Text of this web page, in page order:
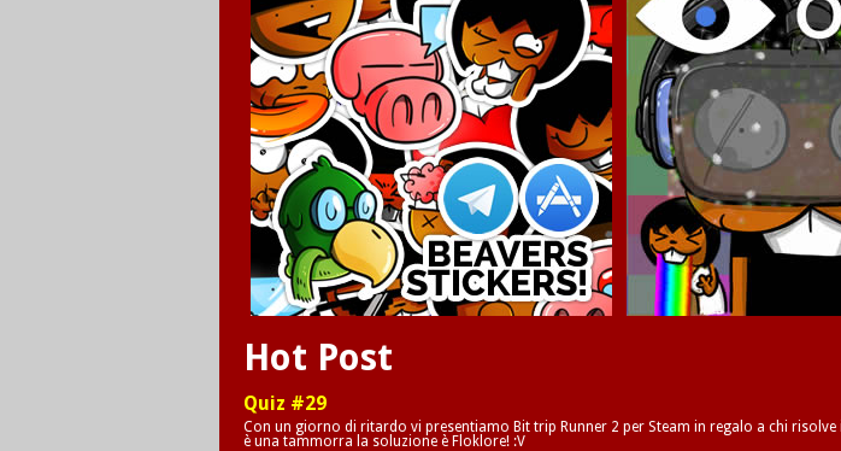
Hot Post
Quiz #29
Con un giorno di ritardo vi presentiamo Bit trip Runner 2 per Steam in regalo a chi
è una tammorra la soluzione è Floklore! :V